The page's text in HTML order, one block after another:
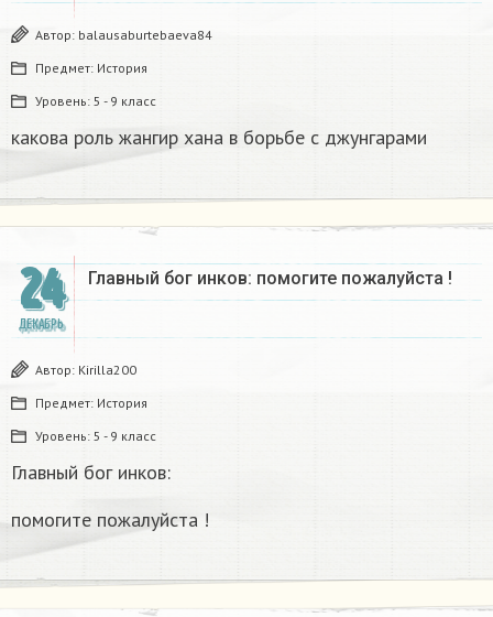
Автор: balausaburtebaeva84
Предмет: История
Уровень: 5 - 9 класс
какова роль жангир хана в борьбе с джунгарами​
24
ДЕКАБРЬ
Главный бог инков: помогите пожалуйста !
Автор: Kirilla200
Предмет: История
Уровень: 5 - 9 класс
Главный бог инков:
помогите пожалуйста !